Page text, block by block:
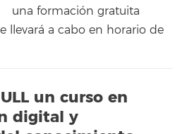
una formación gratuita
llevará a cabo en horario de
un curso en
digital y